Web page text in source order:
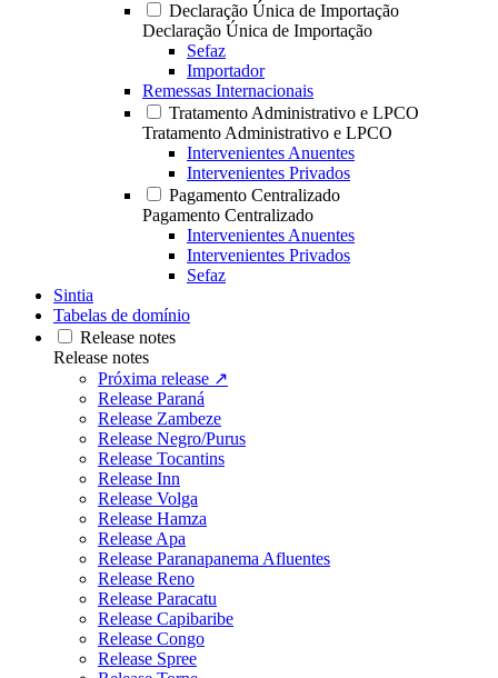
Declaração Única de Importação
Declaração Única de Importação
Sefaz
Importador
Remessas Internacionais
Tratamento Administrativo e LPCO
Tratamento Administrativo e LPCO
Intervenientes Anuentes
Intervenientes Privados
Pagamento Centralizado
Pagamento Centralizado
Intervenientes Anuentes
Intervenientes Privados
Sefaz
Sintia
Tabelas de domínio
Release notes
Release notes
Próxima release ↗
Release Paraná
Release Zambeze
Release Negro/Purus
Release Tocantins
Release Inn
Release Volga
Release Hamza
Release Apa
Release Paranapanema Afluentes
Release Reno
Release Paracatu
Release Capibaribe
Release Congo
Release Spree